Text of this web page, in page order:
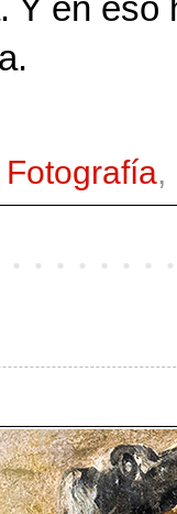
Y en
Fotografía,